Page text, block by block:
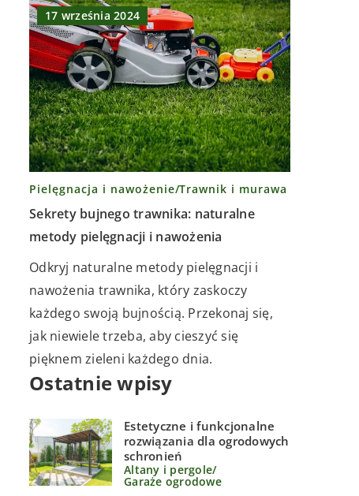
17 września 2024
Pielęgnacja i nawożenie/Trawnik i murawa
Sekrety bujnego trawnika: naturalne
metody pielęgnacji i nawożenia
Odkryj naturalne metody pielęgnacji i
nawożenia trawnika, który zaskoczy
każdego swoją bujnością. Przekonaj się,
jak niewiele trzeba, aby cieszyć się
pięknem zieleni każdego dnia.
Ostatnie wpisy
Estetyczne i funkcjonalne
rozwiązania dla ogrodowych
schronień
Altany i pergole/
Garaże ogrodowe